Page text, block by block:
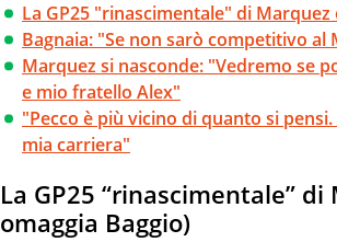
La GP25 "rinascimentale" di Marquez
Bagnaia: "Se non sarò competitivo
Marquez si nasconde: "Vedremo se
e mio fratello Alex"
"Pecco è più vicino di quanto si
mia carriera"
La GP25 “rinascimentale”
omaggia Baggio)